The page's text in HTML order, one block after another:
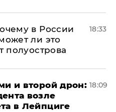
в России
ли это
полуострова
18:33
и второй дрон:
возле
в Лейпциге
18:09